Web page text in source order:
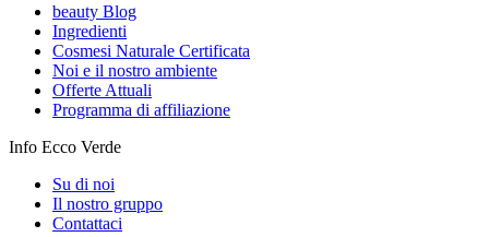
beauty Blog
Ingredienti
Cosmesi Naturale Certificata
Noi e il nostro ambiente
Offerte Attuali
Programma di affiliazione
Info Ecco Verde
Su di noi
Il nostro gruppo
Contattaci